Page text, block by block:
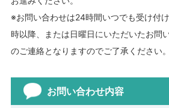
※お問い合わせは24時間いつでも受け付
時以降、または日曜日にいただいたお問
のご連絡となりますのでご了承ください。
お問い合わせ内容